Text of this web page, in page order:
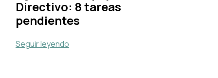
Directivo: 8 tareas
pendientes
Seguir leyendo